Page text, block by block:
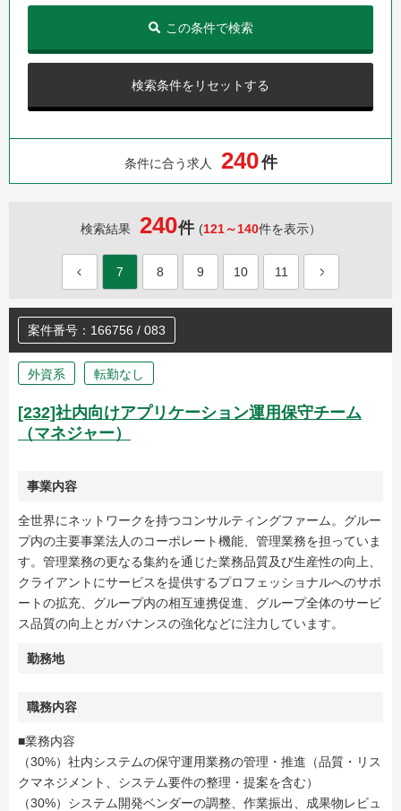
検索条件をリセットする
この条件で検索
条件に合う求人 240件
検索結果 240件 (121～140件を表示）
7 8 9 10 11
案件番号：166756 / 083
外資系 転勤なし
[232]社内向けアプリケーション運用保守チーム
（マネジャー）
事業内容
全世界にネットワークを持つコンサルティングファーム。グルー
プ内の主要事業法人のコーポレート機能、管理業務を担っていま
す。管理業務の更なる集約を通じた業務品質及び生産性の向上、
クライアントにサービスを提供するプロフェッショナルへのサポ
ートの拡充、グループ内の相互連携促進、グループ全体のサービ
ス品質の向上とガバナンスの強化などに注力しています。
勤務地
職務内容
■業務内容
（30%）社内システムの保守運用業務の管理・推進（品質・リス
クマネジメント、システム要件の整理・提案を含む）
（30%）システム開発ベンダーの調整、作業振出、成果物レビュ